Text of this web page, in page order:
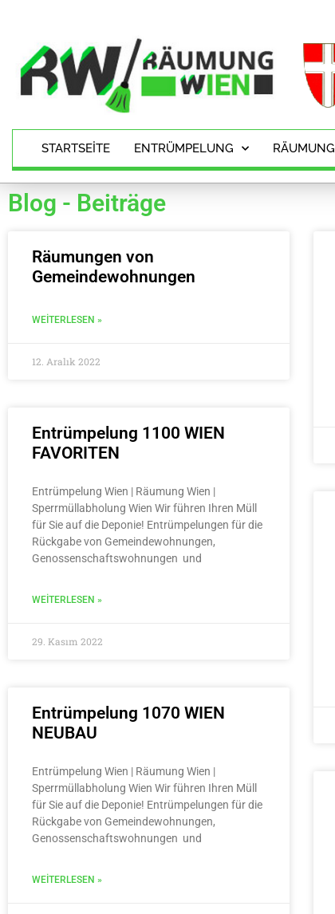
STARTSEITE ENTRÜMPELUNG RÄUMUNG
Blog - Beiträge
Räumungen von
Gemeindewohnungen
WEITERLESEN »
12. Aralık 2022
Entrümpelung 1100 WIEN
FAVORITEN
Entrümpelung Wien | Räumung Wien |
Sperrmüllabholung Wien Wir führen Ihren Müll
für Sie auf die Deponie! Entrümpelungen für die
Rückgabe von Gemeindewohnungen,
Genossenschaftswohnungen und
WEITERLESEN »
29. Kasım 2022
Entrümpelung 1070 WIEN
NEUBAU
Entrümpelung Wien | Räumung Wien |
Sperrmüllabholung Wien Wir führen Ihren Müll
für Sie auf die Deponie! Entrümpelungen für die
Rückgabe von Gemeindewohnungen,
Genossenschaftswohnungen und
WEITERLESEN »